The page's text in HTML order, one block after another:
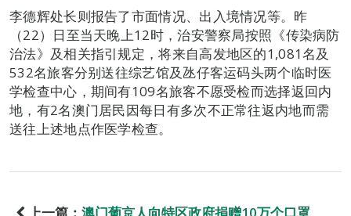
李德辉处长则报告了市面情况、出入境情况等。昨
（22）日至当天晚上12时，治安警察局按照《传染病防
治法》及相关指引规定，将来自高发地区的1,081名及
532名旅客分别送往综艺馆及氹仔客运码头两个临时医
学检查中心，期间有109名旅客不愿受检而选择返回内
地，有2名澳门居民因每日有多次不正常往返内地而需
送往上述地点作医学检查。